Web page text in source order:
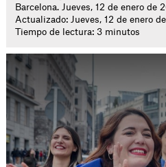
Barcelona. Jueves, 12 de enero de
Actualizado: Jueves, 12 de enero
Tiempo de lectura: 3 minutos